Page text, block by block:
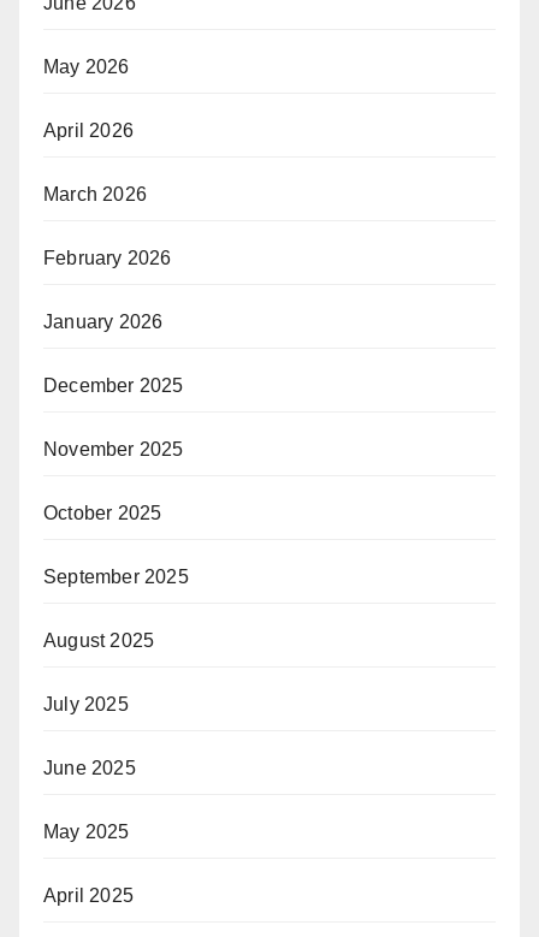
May 2026
April 2026
March 2026
February 2026
January 2026
December 2025
November 2025
October 2025
September 2025
August 2025
July 2025
June 2025
May 2025
April 2025